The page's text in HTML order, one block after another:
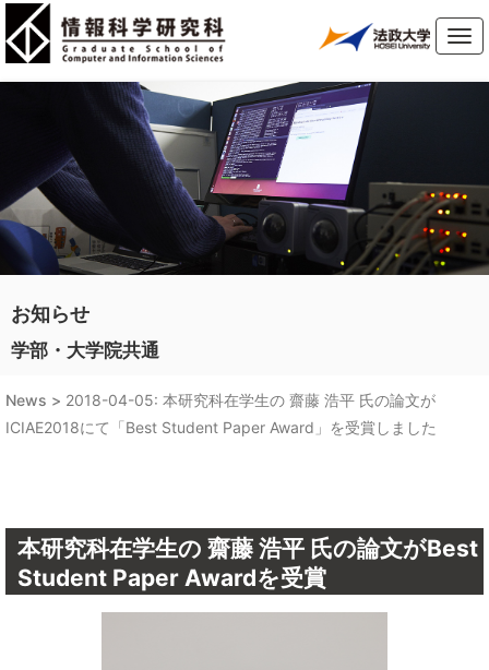
お知らせ
学部・大学院共通
News > 2018-04-05: 本研究科在学生の 齋藤 浩平 氏の論文が
ICIAE2018にて「Best Student Paper Award」を受賞しました
本研究科在学生の 齋藤 浩平 氏の論文がBest
Student Paper Awardを受賞